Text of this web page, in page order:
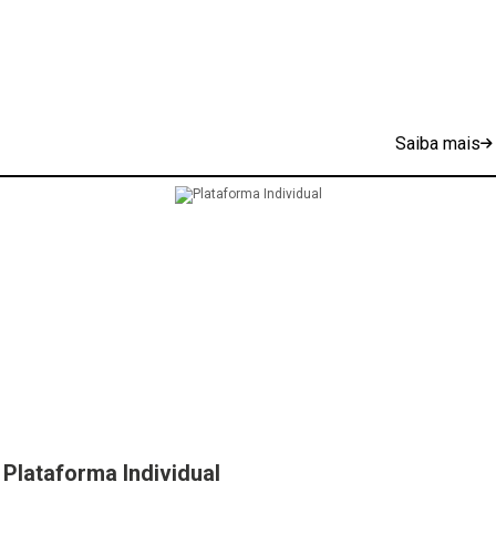
Saiba mais
Plataforma Individual